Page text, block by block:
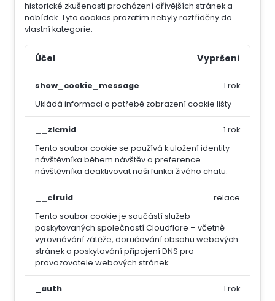
historické zkušenosti procházení dřívějších stránek a
nabídek. Tyto cookies prozatím nebyly roztříděny do
vlastní kategorie.
Účel Vypršení
show_cookie_message
Ukládá informaci o potřebě zobrazení cookie lišty
1 rok
__zlcmid
Tento soubor cookie se používá k uložení identity
návštěvníka během návštěv a preference
návštěvníka deaktivovat naši funkci živého chatu.
1 rok
__cfruid
Tento soubor cookie je součástí služeb
poskytovaných společností Cloudflare – včetně
vyrovnávání zátěže, doručování obsahu webových
stránek a poskytování připojení DNS pro
provozovatele webových stránek.
relace
_auth
1 rok